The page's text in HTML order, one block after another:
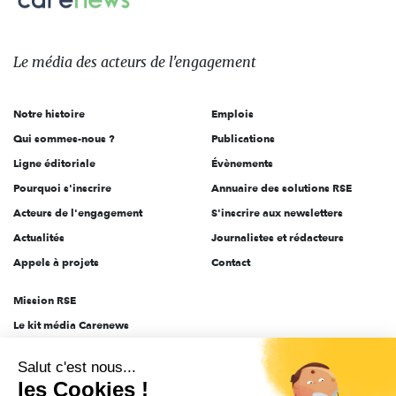
Le
des
l'engagement
Le média des acteurs de l'engagement
Notre histoire
Qui sommes-nous ?
Ligne éditoriale
Pourquoi s'inscrire
Acteurs de l'engagement
Actualités
Appels à projets
Emplois
Publications
Évènements
Annuaire des solutions RSE
S'inscrire aux newsletters
Journalistes et rédacteurs
Contact
Mission RSE
Le kit média Carenews
AEF info
Salut c'est nous...
les Cookies !